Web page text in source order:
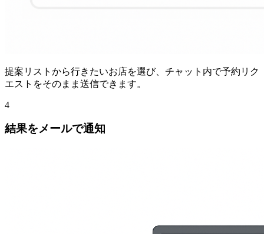
提案リストから行きたいお店を選び、チャット内で予約リク
エストをそのまま送信できます。
4
結果をメールで通知